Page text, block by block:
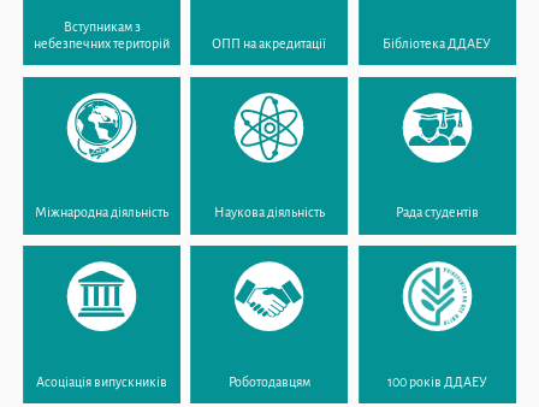
Вступникам з
небезпечних територій
ОПП на акредитації Бібліотека ДДАЕУ
Міжнародна діяльність Наукова діяльність Рада студентів
Асоціація випускників Роботодавцям 100 років ДДАЕУ